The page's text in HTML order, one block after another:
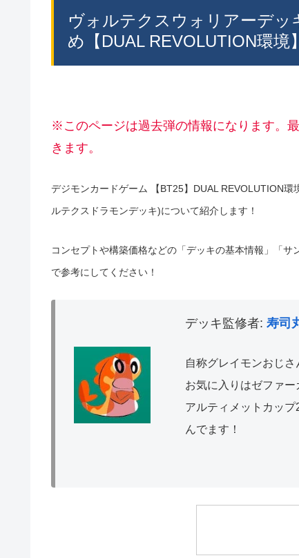
ヴォルテクスウォリアーデ
め【DUAL REVOLUTION環境】
※このページは過去弾の情報になります。
きます。
デジモンカードゲーム 【BT25】DUAL REVOLUTION
ルテクスドラモンデッキ)について紹介します！
コンセプトや構築価格などの「デッキの基本情報」「
で参考にしてください！
デッキ監修者:寿司
自称グレイモンおじ
お気に入りはゼファー
アルティメットカッ
んでます！